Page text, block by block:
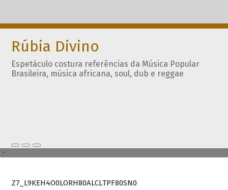
Rúbia Divino
Espetáculo costura referências da Música Popular
Brasileira, música africana, soul, dub e reggae
Z7_L9KEH4O0LORH80ALCLTPF80SN0